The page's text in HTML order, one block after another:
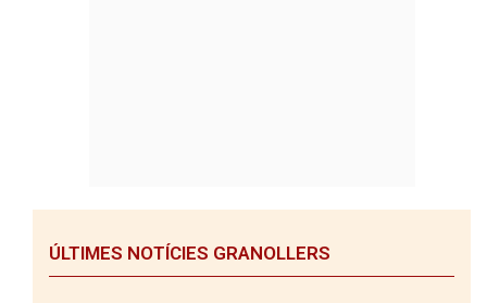
ÚLTIMES NOTÍCIES GRANOLLERS